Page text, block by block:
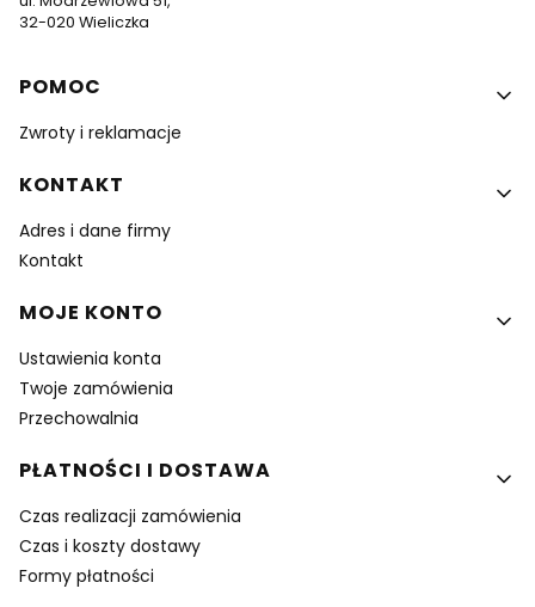
32-020 Wieliczka
Linki w stopce
POMOC
Zwroty i reklamacje
KONTAKT
Adres i dane firmy
Kontakt
MOJE KONTO
Ustawienia konta
Twoje zamówienia
Przechowalnia
PŁATNOŚCI I DOSTAWA
Czas realizacji zamówienia
Czas i koszty dostawy
Formy płatności